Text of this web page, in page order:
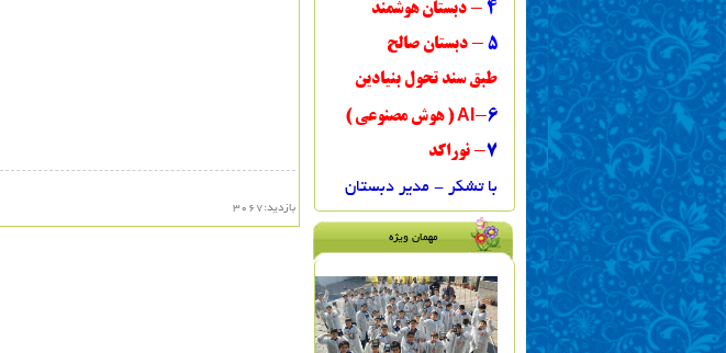
4 - دبستان هوشمند
5 - دبستان صالح
طبق سند تحول بنیادین
6
-
AI( هوش مصنوعی )
7- نوراکد
با تشکر - مدیر دبستان
مهمان ویژه
بازدید:3067